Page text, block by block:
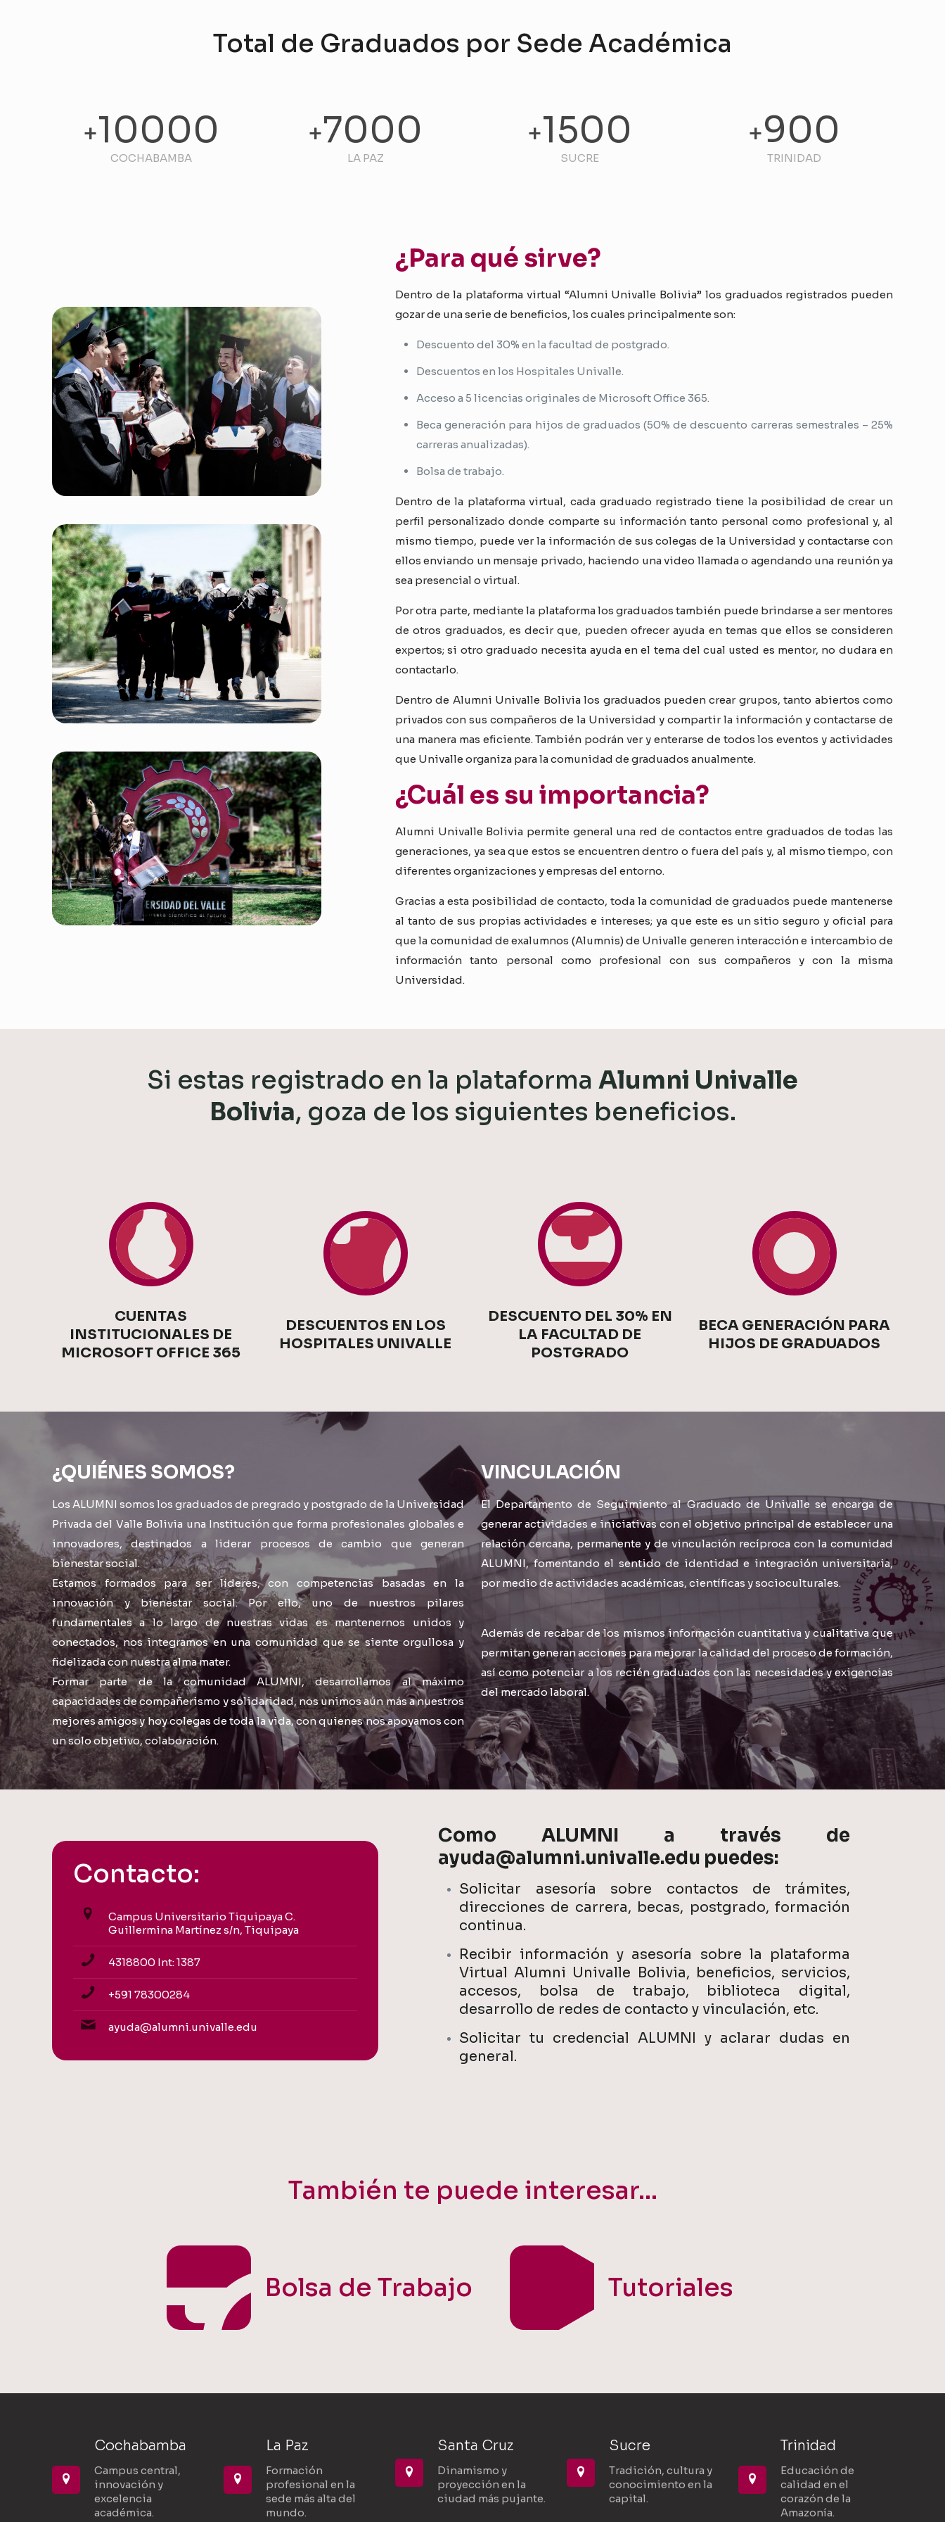
Total de Graduados por Sede Académica
+10000
COCHABAMBA
+7000
LA PAZ
+1500
SUCRE
+900
TRINIDAD
¿Para qué sirve?
Dentro de la plataforma virtual “Alumni Univalle Bolivia” los graduados registrados pueden
gozar de una serie de beneficios, los cuales principalmente son:
Descuento del 30% en la facultad de postgrado.
Descuentos en los Hospitales Univalle.
Acceso a 5 licencias originales de Microsoft Office 365.
Beca generación para hijos de graduados (50% de descuento carreras semestrales – 25%
carreras anualizadas).
Bolsa de trabajo.
Dentro de la plataforma virtual, cada graduado registrado tiene la posibilidad de crear un
perfil personalizado donde comparte su información tanto personal como profesional y, al
mismo tiempo, puede ver la información de sus colegas de la Universidad y contactarse con
ellos enviando un mensaje privado, haciendo una video llamada o agendando una reunión ya
sea presencial o virtual.
Por otra parte, mediante la plataforma los graduados también puede brindarse a ser mentores
de otros graduados, es decir que, pueden ofrecer ayuda en temas que ellos se consideren
expertos; si otro graduado necesita ayuda en el tema del cual usted es mentor, no dudara en
contactarlo.
Dentro de Alumni Univalle Bolivia los graduados pueden crear grupos, tanto abiertos como
privados con sus compañeros de la Universidad y compartir la información y contactarse de
una manera mas eficiente. También podrán ver y enterarse de todos los eventos y actividades
que Univalle organiza para la comunidad de graduados anualmente.
¿Cuál es su importancia?
Alumni Univalle Bolivia permite general una red de contactos entre graduados de todas las
generaciones, ya sea que estos se encuentren dentro o fuera del país y, al mismo tiempo, con
diferentes organizaciones y empresas del entorno.
Gracias a esta posibilidad de contacto, toda la comunidad de graduados puede mantenerse
al tanto de sus propias actividades e intereses; ya que este es un sitio seguro y oficial para
que la comunidad de exalumnos (Alumnis) de Univalle generen interacción e intercambio de
información tanto personal como profesional con sus compañeros y con la misma
Universidad.
Si estas registrado en la plataforma Alumni Univalle
Bolivia, goza de los siguientes beneficios.
CUENTAS
INSTITUCIONALES DE
MICROSOFT OFFICE 365
DESCUENTOS EN LOS
HOSPITALES UNIVALLE
DESCUENTO DEL 30% EN
LA FACULTAD DE
POSTGRADO
BECA GENERACIÓN PARA
HIJOS DE GRADUADOS
¿QUIÉNES SOMOS?
Los ALUMNI somos los graduados de pregrado y postgrado de la Universidad
Privada del Valle Bolivia una Institución que forma profesionales globales e
innovadores, destinados a liderar procesos de cambio que generan
bienestar social.
Estamos formados para ser líderes, con competencias basadas en la
innovación y bienestar social. Por ello, uno de nuestros pilares
fundamentales a lo largo de nuestras vidas es mantenernos unidos y
conectados, nos integramos en una comunidad que se siente orgullosa y
fidelizada con nuestra alma mater.
Formar parte de la comunidad ALUMNI, desarrollamos al máximo
capacidades de compañerismo y solidaridad, nos unimos aún más a nuestros
mejores amigos y hoy colegas de toda la vida, con quienes nos apoyamos con
un solo objetivo, colaboración.
VINCULACIÓN
El Departamento de Seguimiento al Graduado de Univalle se encarga de
generar actividades e iniciativas con el objetivo principal de establecer una
relación cercana, permanente y de vinculación recíproca con la comunidad
ALUMNI, fomentando el sentido de identidad e integración universitaria,
por medio de actividades académicas, científicas y socioculturales.
Además de recabar de los mismos información cuantitativa y cualitativa que
permitan generan acciones para mejorar la calidad del proceso de formación,
así como potenciar a los recién graduados con las necesidades y exigencias
del mercado laboral.
Contacto:
Campus Universitario Tiquipaya C.
Guillermina Martínez s/n, Tiquipaya
4318800 Int: 1387
+591 78300284
ayuda@alumni.univalle.edu
Como ALUMNI a través de
ayuda@alumni.univalle.edu puedes:
Solicitar asesoría sobre contactos de trámites,
direcciones de carrera, becas, postgrado, formación
continua.
Recibir información y asesoría sobre la plataforma
Virtual Alumni Univalle Bolivia, beneficios, servicios,
accesos, bolsa de trabajo, biblioteca digital,
desarrollo de redes de contacto y vinculación, etc.
Solicitar tu credencial ALUMNI y aclarar dudas en
general.
También te puede interesar...
Bolsa de Trabajo Tutoriales
Cochabamba
Campus central,
innovación y
excelencia
académica.
La Paz
Formación
profesional en la
sede más alta del
mundo.
Santa Cruz
Dinamismo y
proyección en la
ciudad más pujante.
Sucre
Tradición, cultura y
conocimiento en la
capital.
Trinidad
Educación de
calidad en el
corazón de la
Amazonía.